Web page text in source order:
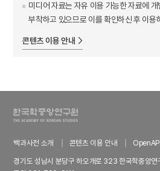
미디어 자료는 자유 이용 가능한 자료에
부착하고 있으므로 이를 확인하신 후 이용
콘텐츠 이용 안내
백과사전 소개 콘텐츠 이용 안내
경기도 성남시 분당구 하오개로 323 한국학중앙